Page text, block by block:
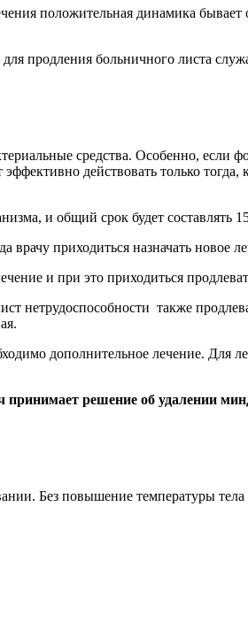
положительная динамика бывает
продления больничного листа
средства. Особенно, если
действовать только тогда,
и общий срок будет составлять
врачу приходиться назначать новое
и при это приходиться
нетрудоспособности также
дополнительное лечение. Для
принимает решение об удалении
Без повышение температуры тела